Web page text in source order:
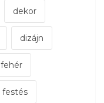
dekor
dizájn
fehér
festés